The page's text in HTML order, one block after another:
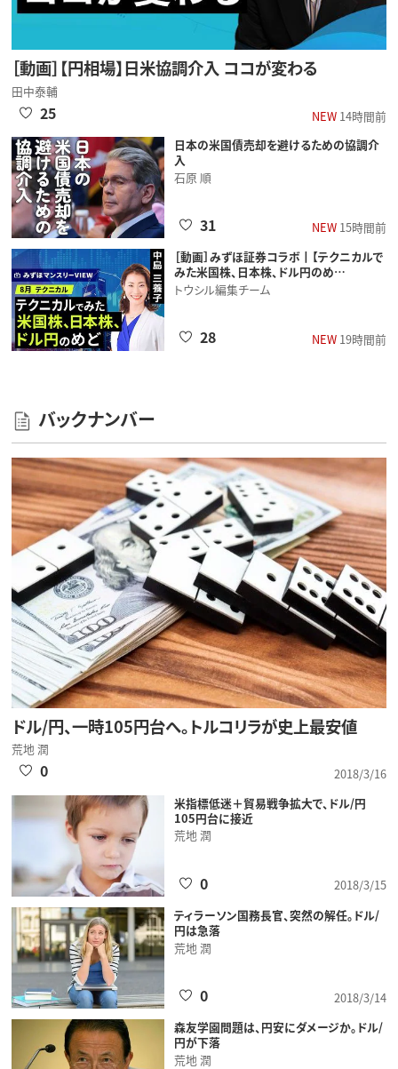
［動画］【円相場】日米協調介入 ココが変わる
田中泰輔
NEW14時間前
25
日本の米国債売却を避けるための協調介
入
石原 順
NEW15時間前
31
［動画］みずほ証券コラボ┃【テクニカルで
みた米国株、日本株、ドル円のめ…
トウシル編集チーム
NEW19時間前
28
バックナンバー
ドル/円、一時105円台へ。トルコリラが史上最安値
荒地 潤
2018/3/16
0
米指標低迷＋貿易戦争拡大で、ドル/円
105円台に接近
荒地 潤
2018/3/15
0
ティラーソン国務長官、突然の解任。ドル/
円は急落
荒地 潤
2018/3/14
0
森友学園問題は、円安にダメージか。ドル/
円が下落
荒地 潤